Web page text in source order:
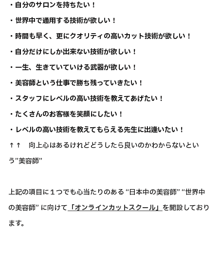
・自分のサロンを持ちたい！
・世界中で通用する技術が欲しい！
・時間も早く、更にクオリティの高いカット技術が欲しい！
・自分だけにしか出来ない技術が欲しい！
・一生、生きていていける武器が欲しい！
・美容師という仕事で勝ち残っていきたい！
・スタッフにレベルの高い技術を教えてあげたい！
・たくさんのお客様を笑顔にしたい！
・レベルの高い技術を教えてもらえる先生に出逢いたい！
↑↑ 向上心はあるけれどどうしたら良いのかわからないとい
う”美容師”
上記の項目に１つでも心当たりのある “日本中の美容師” “世界中
の美容師” に向けて 「オンラインカットスクール」 を開設しており
ます。